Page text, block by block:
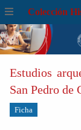
Colección
Estudios
San Pedro de
Ficha